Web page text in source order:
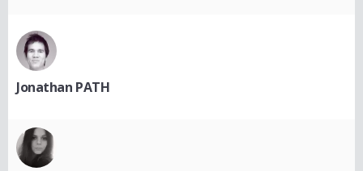
Jonathan PATH